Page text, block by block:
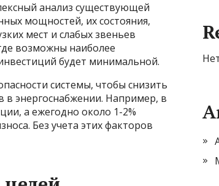
анализ существующей
мощностей, их состояния,
мест и слабых звеньев
возможны наиболее
будет минимальной.
системы, чтобы снизить
в энергоснабжении. Например, в
а ежегодно около 1-2%
Без учета этих факторов